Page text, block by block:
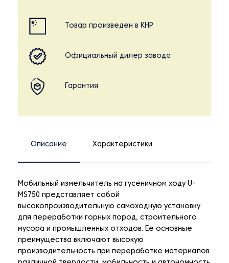
Товар произведен в КНР
Официальный дилер завода
Гарантия
Описание Характеристики
Мобильный измельчитель на гусеничном ходу U-
MS750 представляет собой
высокопроизводительную самоходную установку
для переработки горных пород, строительного
мусора и промышленных отходов. Ее основные
преимущества включают высокую
производительность при переработке материалов